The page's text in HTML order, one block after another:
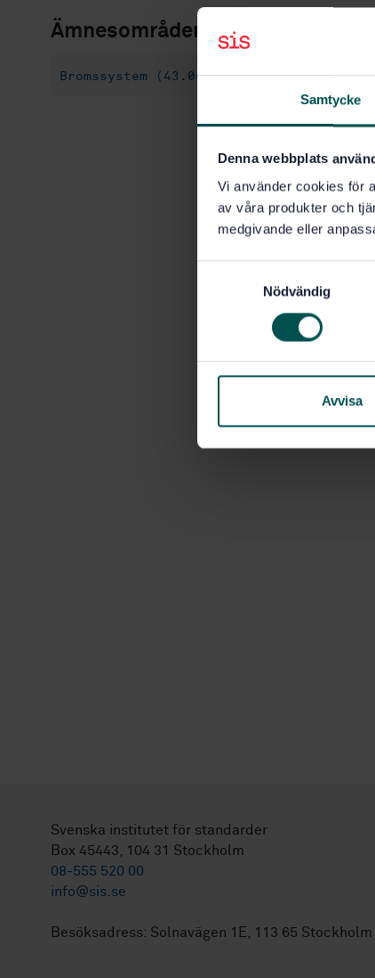
Samtycke
Denna webbplats
Vi använder cookies för
av våra produkter och
medgivande eller
s
Nödvändig
Avvisa
Ämnesområden
Bromssystem (43.040.40) Personbilar,
Svenska institutet för standarder
Box 45443, 104 31 Stockholm
08-555 520 00
info@sis.se
Besöksadress: Solnavägen 1E, 113 65 Stockholm